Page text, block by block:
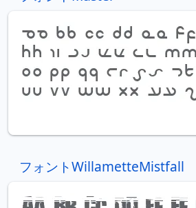
フォントWillametteMistfall